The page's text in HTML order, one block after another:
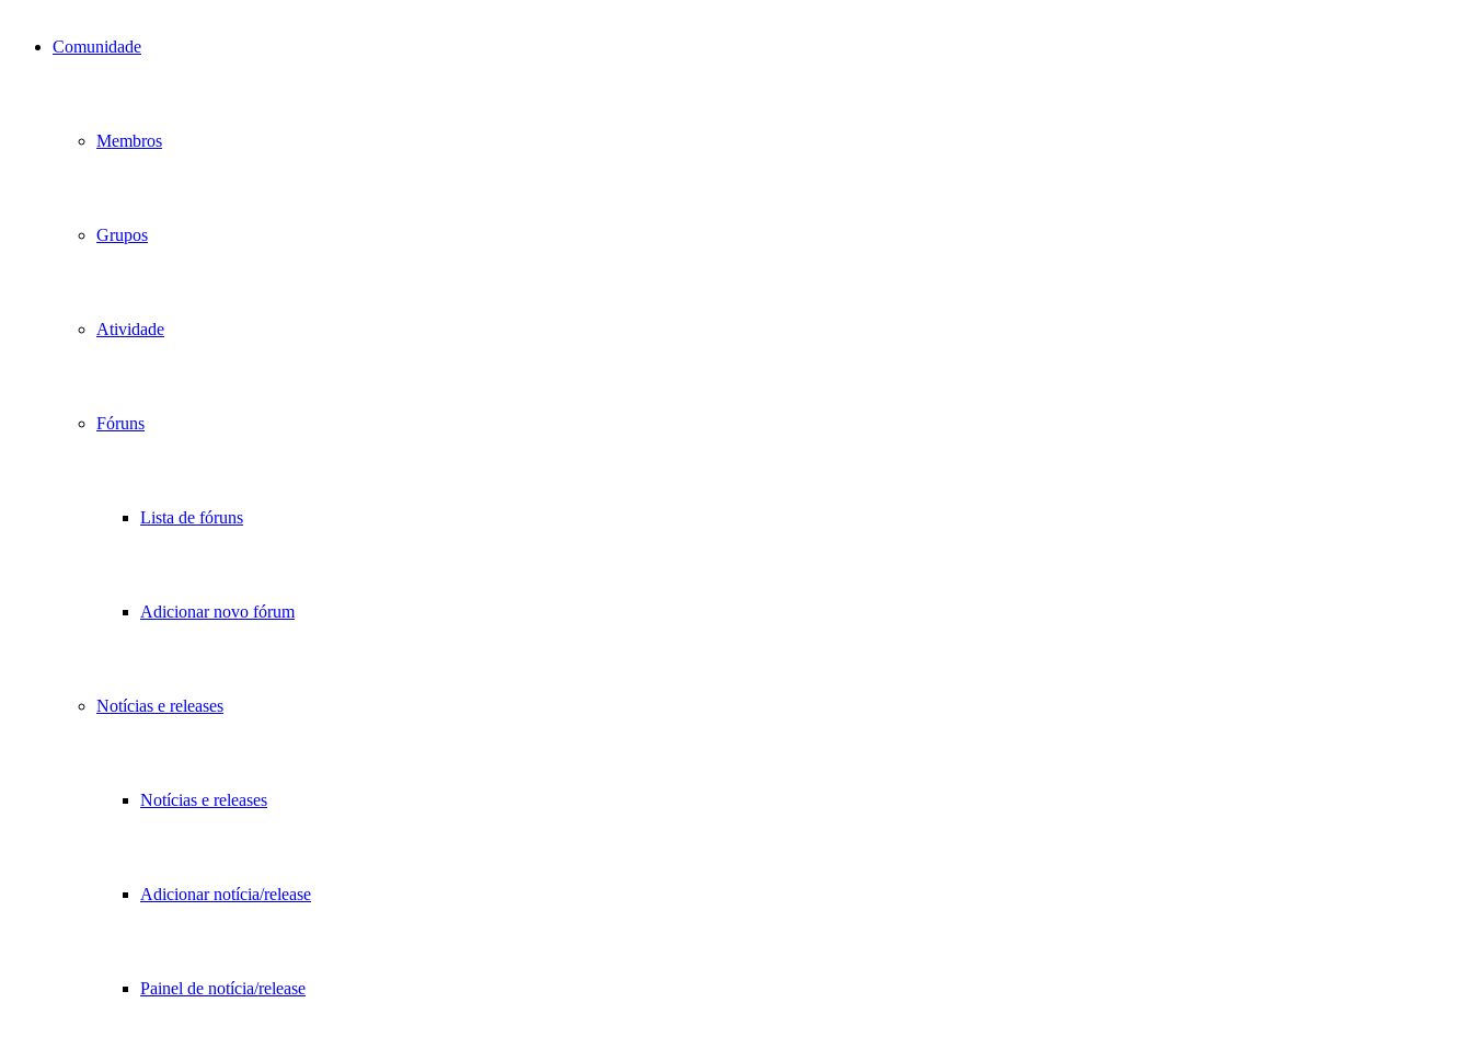
Comunidade
Membros
Grupos
Atividade
Fóruns
Lista de fóruns
Adicionar novo fórum
Notícias e releases
Notícias e releases
Adicionar notícia/release
Painel de notícia/release